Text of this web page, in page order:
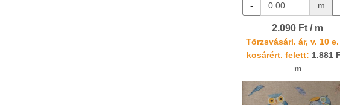
- m
2.090 Ft / m
Törzsvásárl. ár, v. 10
kosárért. felett: 1.881
m